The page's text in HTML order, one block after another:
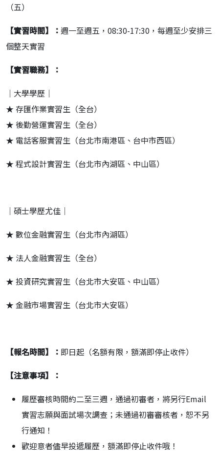
（五）
【實習時間】： 週一至週五，08:30-17:30，每週至少安排三
個整天實習
【實習職務】：
｜大學學歷｜
★ 存匯作業實習生（全台）
★ 後勤營運實習生（全台）
★ 電話客服實習生（台北市南港區、台中市西區）
★ 程式設計實習生（台北市內湖區、中山區）
｜碩士學歷尤佳｜
★ 數位金融實習生（台北市內湖區）
★ 法人金融實習生（全台）
★ 投資研究實習生（台北市大安區、中山區）
★ 金融市場實習生（台北市大安區）
【報名時間】： 即日起（名額有限，額滿即停止收件）
【注意事項】：
履歷審核時間約二至三週，通過初審者，將另行Email
實習志願與面試場次調查；未通過初審審核者，恕不另
行通知！
歡迎意者儘早投遞履歷，額滿即停止收件哦！